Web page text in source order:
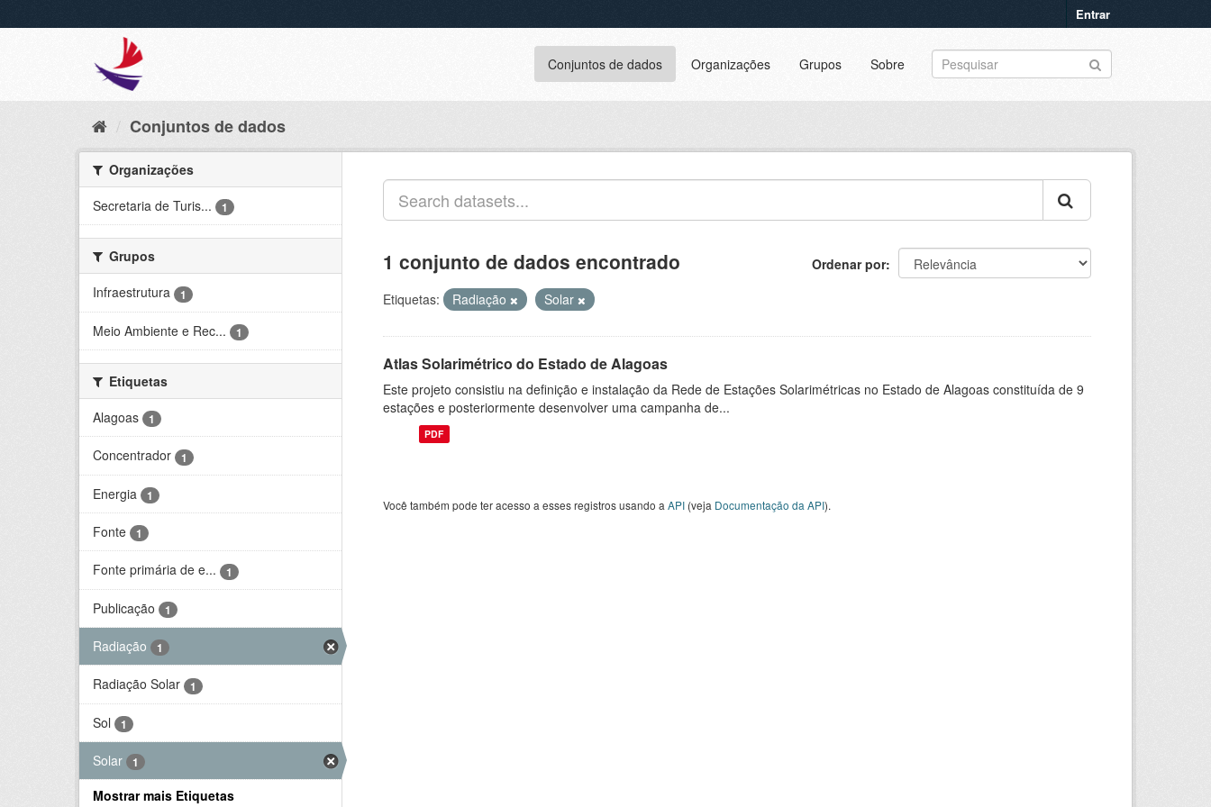
Entrar
Conjuntos de dados Organizações Grupos Sobre
Conjuntos de dados
Organizações
Secretaria de Turis...
1
Grupos
Infraestrutura
1
Meio Ambiente e Rec... 1
Etiquetas
Alagoas
1
Concentrador 1
Energia 1
Fonte 1
Fonte primária de e... 1
Publicação 1
Radiação 1
Radiação Solar 1
Sol 1
Solar 1
Mostrar mais Etiquetas
Ordenar por
1 conjunto de dados encontrado
Etiquetas: Radiação Solar
Atlas Solarimétrico do Estado de Alagoas
Este projeto consistiu na definição e instalação da Rede de Estações Solarimétricas no Estado de Alagoas constituída de 9
estações e posteriormente desenvolver uma campanha de...
PDF
Você também pode ter acesso a esses registros usando a API (veja Documentação da API).